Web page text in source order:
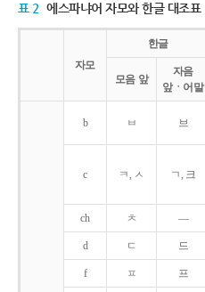
표 2 에스파냐어 자모와 한글 대조표
자모
한글
모음 앞
자음
앞ㆍ어말
b ㅂ 브
c ㅋ, ㅅ ㄱ, 크
ch ㅊ ―
d ㄷ 드
f ㅍ 프